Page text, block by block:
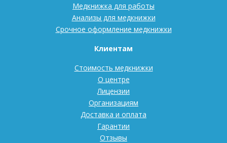
Медкнижка для работы
Анализы для медкнижки
Срочное оформление медкнижки
Клиентам
Стоимость медкнижки
О центре
Лицензии
Организациям
Доставка и оплата
Гарантии
Отзывы